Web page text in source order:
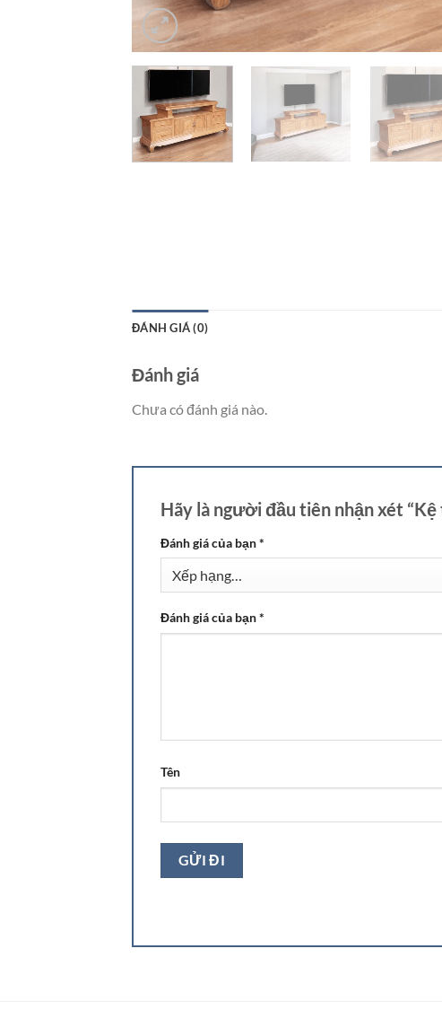
ĐÁNH GIÁ (0)
Đánh giá
Chưa có đánh giá nào.
Hãy là người đầu tiên nhận xét
Đánh giá của bạn*
Đánh giá của bạn*
Tên